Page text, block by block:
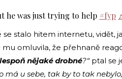
he was just trying to help #fyp
stalo hitem internetu, vidět,
mu omluvila, že přehnaně
nějaké drobné?“ptal se
má u sebe, tak by to tak